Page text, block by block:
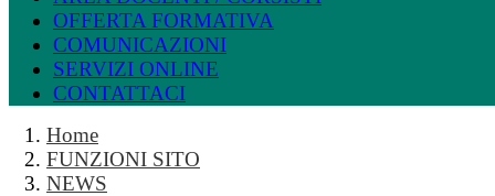
OFFERTA FORMATIVA
COMUNICAZIONI
SERVIZI ONLINE
CONTATTACI
Home
FUNZIONI SITO
NEWS